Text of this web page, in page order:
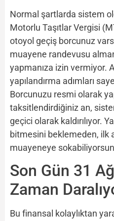
Normal şartlarda sistem
Motorlu Taşıtlar Vergisi
otoyol geçiş borcunuz
muayene randevusu
yapmanıza izin vermiyor.
yapılandırma adımları
Borcunuzu resmi olarak
taksitlendirdiğiniz an,
geçici olarak kaldırılıyor.
bitmesini beklemeden, ilk
muayeneye
Son Gün 31
Zaman
Bu finansal kolaylıktan